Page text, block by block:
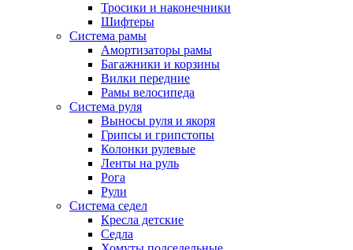
Тросики и наконечники
Шифтеры
Система рамы
Амортизаторы рамы
Багажники и корзины
Вилки передние
Рамы велосипеда
Система руля
Выносы руля и якоря
Грипсы и грипстопы
Колонки рулевые
Ленты на руль
Рога
Рули
Система седел
Кресла детские
Седла